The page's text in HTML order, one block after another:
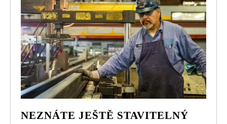
televizi?
NEZNÁTE JEŠTĚ STAVITELNÝ